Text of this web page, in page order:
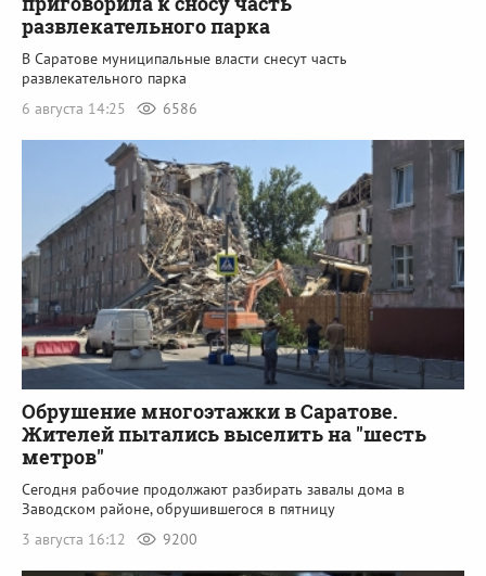
развлекательного парка
В Саратове муниципальные власти снесут часть
развлекательного парка
6 августа 14:25
6586
Обрушение многоэтажки в Саратове.
Жителей пытались выселить на "шесть
метров"
Сегодня рабочие продолжают разбирать завалы дома в
Заводском районе, обрушившегося в пятницу
3 августа 16:12
9200